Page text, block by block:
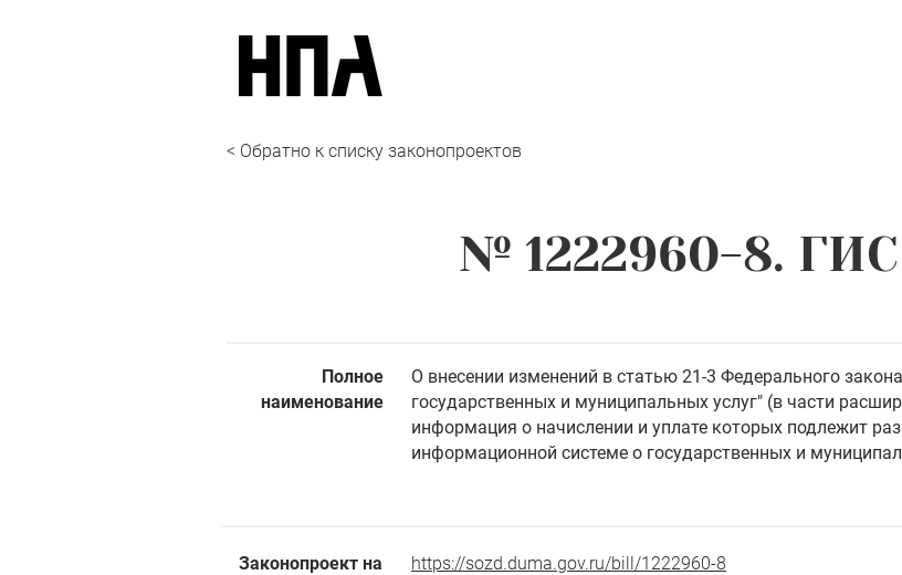
< Обратно к списку законопроектов
№ 1222960-8.
Полное
наименование
О внесении изменений в статью 21-3 Федерального
государственных и муниципальных услуг" (в части
информация о начислении и уплате которых подлежит
информационной системе о государственных и
Законопроект на
https://sozd.duma.gov.ru/bill/1222960-8